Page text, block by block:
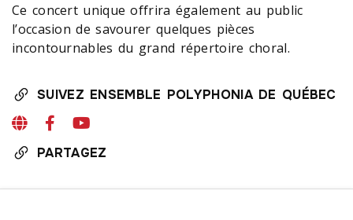
Ce concert unique offrira également au public
l’occasion de savourer quelques pièces
incontournables du grand répertoire choral.
SUIVEZ ENSEMBLE POLYPHONIA DE QUÉBEC
PARTAGEZ